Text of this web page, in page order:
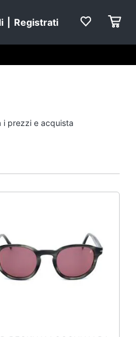
Registrati
i prezzi e acquista